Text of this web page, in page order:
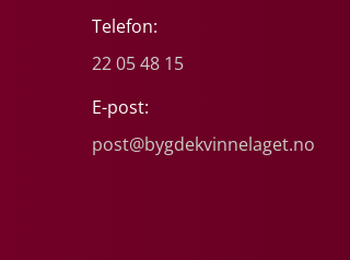
Telefon:
22 05 48 15
E-post:
post@bygdekvinnelaget.no